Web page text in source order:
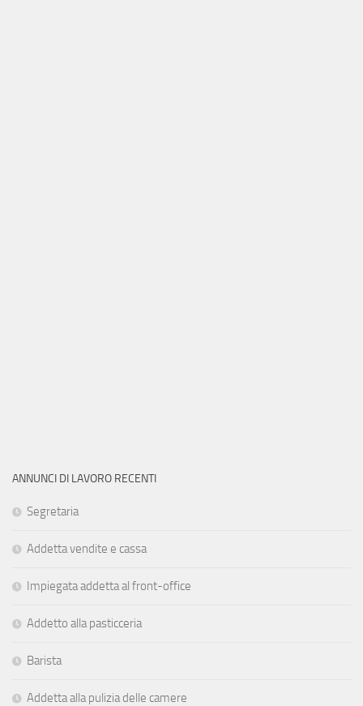
ANNUNCI DI LAVORO RECENTI
Segretaria
Addetta vendite e cassa
Impiegata addetta al front-office
Addetto alla pasticceria
Barista
Addetta alla pulizia delle camere